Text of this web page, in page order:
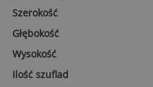
Szerokość
Głębokość
Wysokość
Ilość szuflad